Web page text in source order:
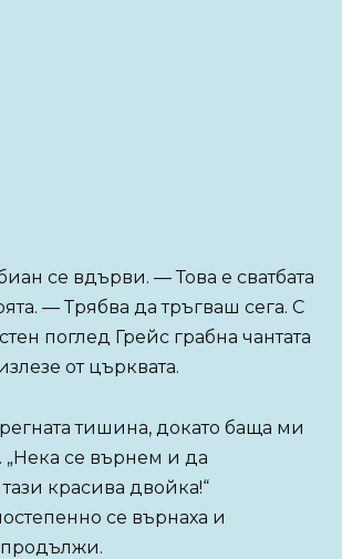
се вдърви. — Това е сватбата
— Трябва да тръгваш сега. С
поглед Грейс грабна чантата
от църквата.
тишина, докато баща ми
„Нека се върнем и да
красива двойка!“
се върнаха и